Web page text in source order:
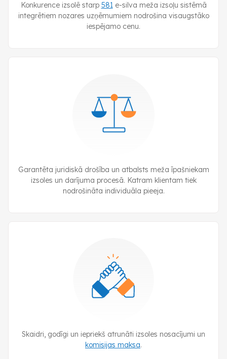
Konkurence izsolē starp 581 e-silva meža izsoļu sistēmā
integrētiem nozares uzņēmumiem nodrošina visaugstāko
iespējamo cenu.
Garantēta juridiskā drošība un atbalsts meža īpašniekam
izsoles un darījuma procesā. Katram klientam tiek
nodrošināta individuāla pieeja.
Skaidri, godīgi un iepriekš atrunāti izsoles nosacījumi un
komisijas maksa.